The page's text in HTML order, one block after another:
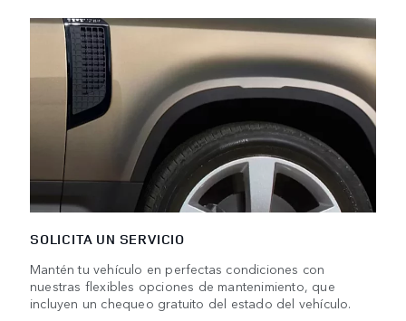
SOLICITA UN SERVICIO
Mantén tu vehículo en perfectas condiciones con
nuestras flexibles opciones de mantenimiento, que
incluyen un chequeo gratuito del estado del vehículo.